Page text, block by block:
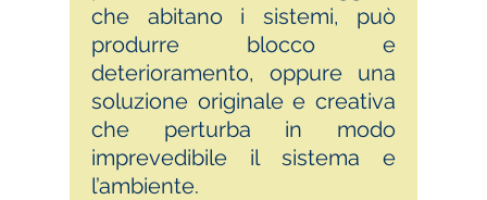
che abitano i sistemi, può
produrre blocco e
deterioramento, oppure una
soluzione originale e creativa
che perturba in modo
imprevedibile il sistema e
l’ambiente.